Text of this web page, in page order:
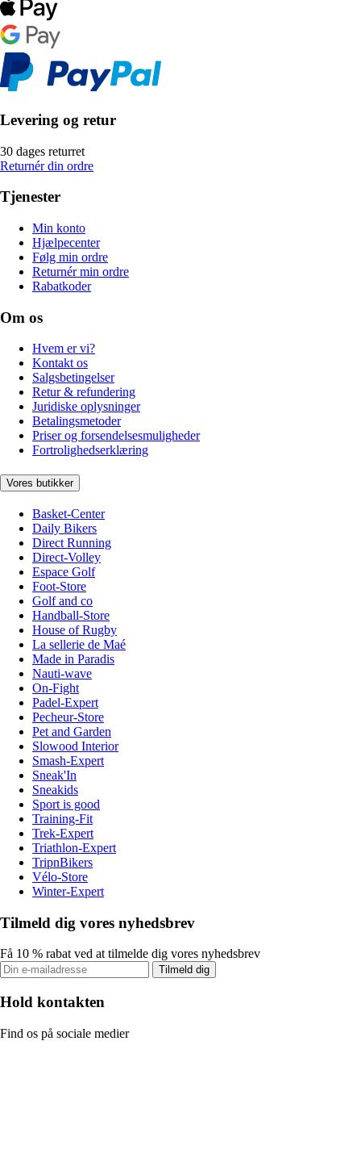
Levering og retur
30 dages returret
Returnér din ordre
Tjenester
Min konto
Hjælpecenter
Følg min ordre
Returnér min ordre
Rabatkoder
Om os
Hvem er vi?
Kontakt os
Salgsbetingelser
Retur & refundering
Juridiske oplysninger
Betalingsmetoder
Priser og forsendelsesmuligheder
Fortrolighedserklæring
Vores butikker
Basket-Center
Daily Bikers
Direct Running
Direct-Volley
Espace Golf
Foot-Store
Golf and co
Handball-Store
House of Rugby
La sellerie de Maé
Made in Paradis
Nauti-wave
On-Fight
Padel-Expert
Pecheur-Store
Pet and Garden
Slowood Interior
Smash-Expert
Sneak'In
Sneakids
Sport is good
Training-Fit
Trek-Expert
Triathlon-Expert
TripnBikers
Vélo-Store
Winter-Expert
Tilmeld dig vores nyhedsbrev
Få 10 % rabat ved at tilmelde dig vores nyhedsbrev
Tilmeld dig
Hold kontakten
Find os på sociale medier